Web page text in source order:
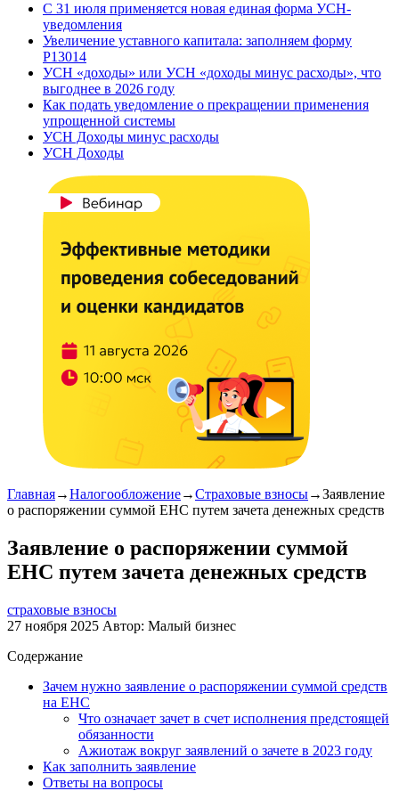
С 31 июля применяется новая единая форма УСН-
уведомления
Увеличение уставного капитала: заполняем форму
Р13014
УСН «доходы» или УСН «доходы минус расходы», что
выгоднее в 2026 году
Как подать уведомление о прекращении применения
упрощенной системы
УСН Доходы минус расходы
УСН Доходы
Главная→Налогообложение→Страховые взносы→Заявление
о распоряжении суммой ЕНС путем зачета денежных средств
Заявление о распоряжении суммой
ЕНС путем зачета денежных средств
страховые взносы
27 ноября 2025 Автор: Малый бизнес
Содержание
Зачем нужно заявление о распоряжении суммой средств
на ЕНС
Что означает зачет в счет исполнения предстоящей
обязанности
Ажиотаж вокруг заявлений о зачете в 2023 году
Как заполнить заявление
Ответы на вопросы